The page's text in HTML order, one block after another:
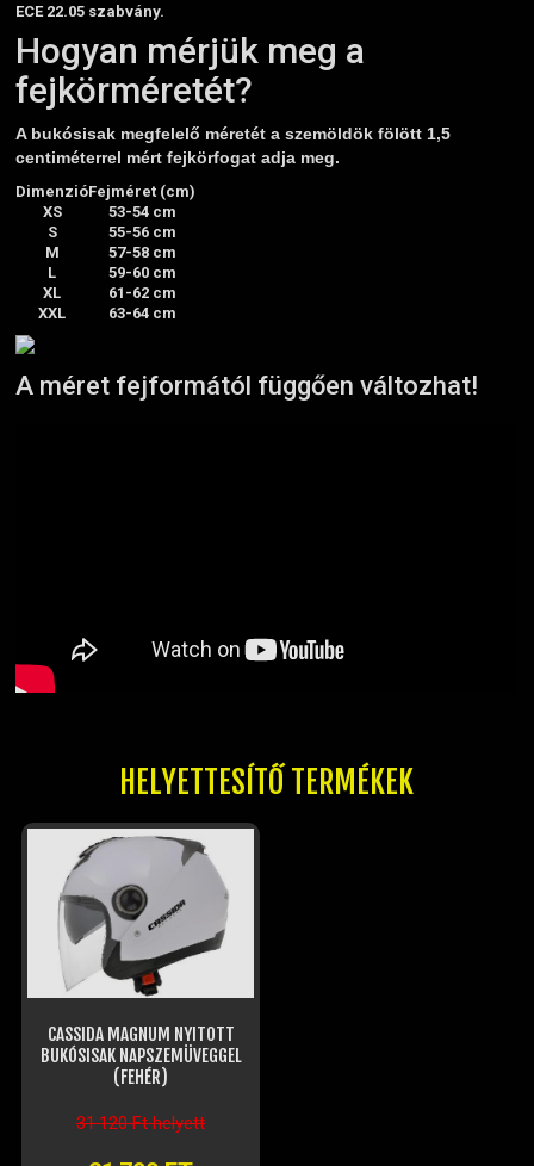
ECE 22.05 szabvány.
Hogyan mérjük meg a
fejkörméretét?
A bukósisak megfelelő méretét a szemöldök fölött 1,5
centiméterrel mért fejkörfogat adja meg.
DimenzióFejméret (cm)
XS
53-54 cm
S
55-56 cm
M
57-58 cm
L
59-60 cm
XL
61-62 cm
XXL
63-64 cm
A méret fejformától függően változhat!
HELYETTESÍTŐ TERMÉKEK
CASSIDA MAGNUM NYITOTT
BUKÓSISAK NAPSZEMÜVEGGEL
(FEHÉR)
31 120 Ft helyett